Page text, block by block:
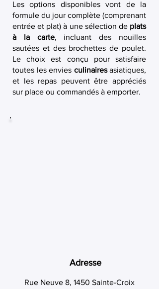
Les options disponibles vont de la
formule du jour complète (comprenant
entrée et plat) à une sélection de plats
à la carte, incluant des nouilles
sautées et des brochettes de poulet.
Le choix est conçu pour satisfaire
toutes les envies culinairesasiatiques,
et les repas peuvent être appréciés
sur place ou commandés à emporter.
Adresse
Rue Neuve 8, 1450 Sainte-Croix